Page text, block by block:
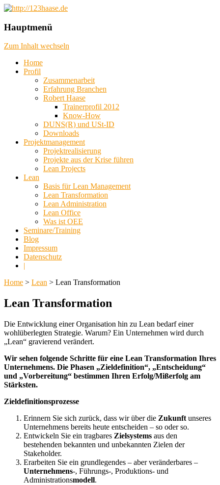
http://123haase.de
planen, das unmögliche denken
Hauptmenü
Zum Inhalt wechseln
Home
Profil
Zusammenarbeit
Erfahrung Branchen
Robert Haase
Trainerprofil 2012
Know-How
DUNS(R) und USt-ID
Downloads
Projektmanagement
Projektrealisierung
Projekte aus der Krise führen
Lean Projects
Lean
Basis für Lean Management
Lean Transformation
Lean Administration
Lean Office
Was ist OEE
Seminare/Training
Blog
Impressum
Datenschutz
|
Home > Lean > Lean Transformation
Lean Transformation
Die Entwicklung einer Organisation hin zu Lean bedarf einer
wohlüberlegten Strategie. Warum? Ein Unternehmen wird durch
„Lean“ gravierend verändert.
Wir sehen folgende Schritte für eine Lean Transformation Ihres
Unternehmens. Die Phasen „Zieldefinition“, „Entscheidung“
und „Vorbereitung“ bestimmen Ihren Erfolg/Mißerfolg am
Stärksten.
Zieldefinitionsprozesse
Erinnern Sie sich zurück, dass wir über die Zukunft unseres
Unternehmens bereits heute entscheiden – so oder so.
Entwickeln Sie ein tragbares Zielsystems aus den
bestehenden bekannten und unbekannten Zielen der
Stakeholder.
Erarbeiten Sie ein grundlegendes – aber veränderbares –
Unternehmens-, Führungs-, Produktions- und
Administrationsmodell.